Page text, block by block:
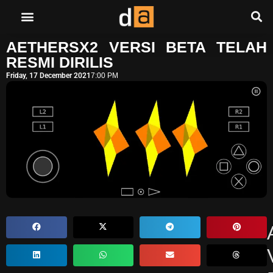
AETHERSX2 VERSI BETA TELAH
RESMI DIRILIS
Friday, 17 December 20217:00 PM